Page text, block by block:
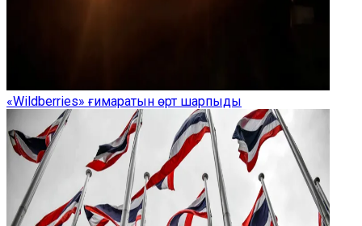
«Wildberries» ғимаратын өрт шарпыды